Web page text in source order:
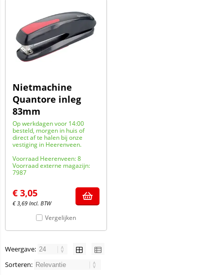
Nietmachine
Quantore inleg
83mm
Op werkdagen voor 14:00
besteld, morgen in huis of
direct af te halen bij onze
vestiging in Heerenveen.
Voorraad Heerenveen: 8
Voorraad externe magazijn:
7987
€ 3,05
€3,69 Incl. BTW
Vergelijken
Weergave:
Sorteren: